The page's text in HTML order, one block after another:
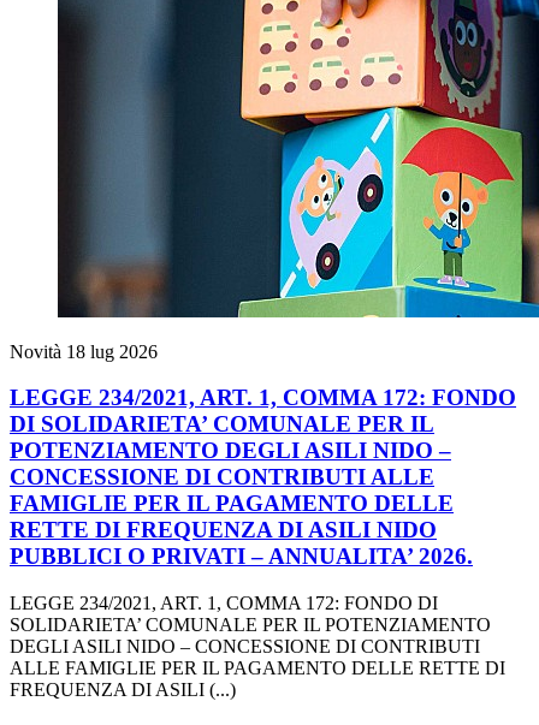
Novità 18 lug 2026
LEGGE 234/2021, ART. 1, COMMA 172: FONDO
DI SOLIDARIETA’ COMUNALE PER IL
POTENZIAMENTO DEGLI ASILI NIDO –
CONCESSIONE DI CONTRIBUTI ALLE
FAMIGLIE PER IL PAGAMENTO DELLE
RETTE DI FREQUENZA DI ASILI NIDO
PUBBLICI O PRIVATI – ANNUALITA’ 2026.
LEGGE 234/2021, ART. 1, COMMA 172: FONDO DI
SOLIDARIETA’ COMUNALE PER IL POTENZIAMENTO
DEGLI ASILI NIDO – CONCESSIONE DI CONTRIBUTI
ALLE FAMIGLIE PER IL PAGAMENTO DELLE RETTE DI
FREQUENZA DI ASILI (...)